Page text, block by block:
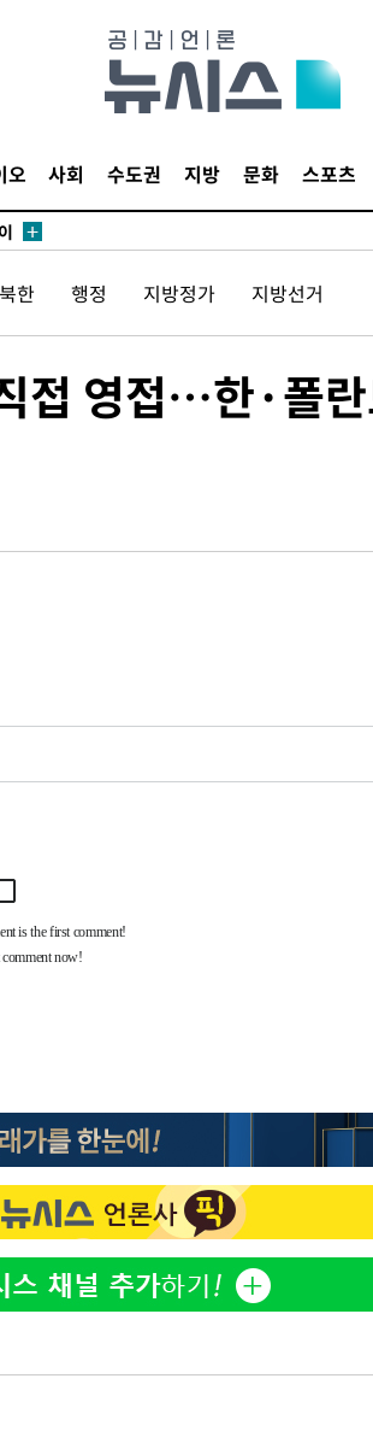
오 사회 수도권 지방 문화 스포츠
북한 행정 지방정가 지방선거
접 영접…한·폴
2 전현무 "
3
"여군 지
다
4
박찬민
5
"신약